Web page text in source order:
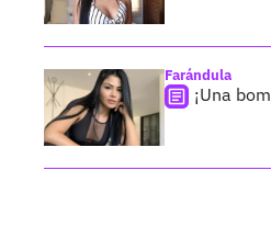
Farándula
¡Una